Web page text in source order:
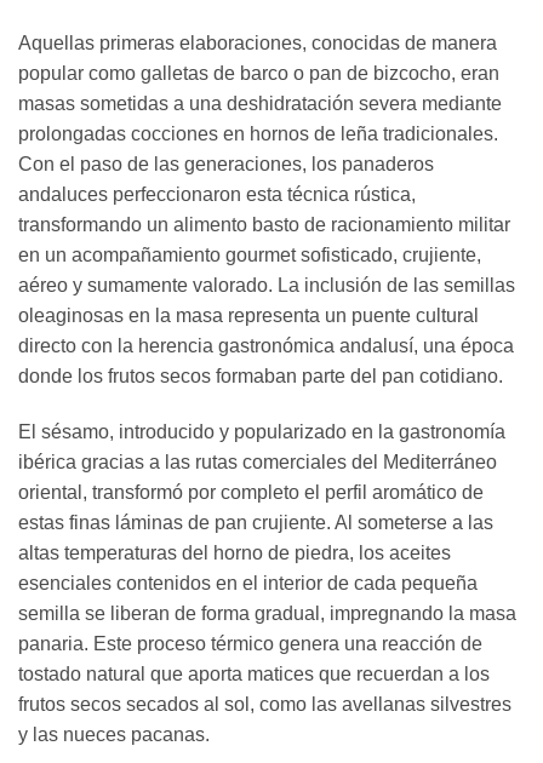
Aquellas primeras elaboraciones, conocidas de manera
popular como galletas de barco o pan de bizcocho, eran
masas sometidas a una deshidratación severa mediante
prolongadas cocciones en hornos de leña tradicionales.
Con el paso de las generaciones, los panaderos
andaluces perfeccionaron esta técnica rústica,
transformando un alimento basto de racionamiento militar
en un acompañamiento gourmet sofisticado, crujiente,
aéreo y sumamente valorado. La inclusión de las semillas
oleaginosas en la masa representa un puente cultural
directo con la herencia gastronómica andalusí, una época
donde los frutos secos formaban parte del pan cotidiano.
El sésamo, introducido y popularizado en la gastronomía
ibérica gracias a las rutas comerciales del Mediterráneo
oriental, transformó por completo el perfil aromático de
estas finas láminas de pan crujiente. Al someterse a las
altas temperaturas del horno de piedra, los aceites
esenciales contenidos en el interior de cada pequeña
semilla se liberan de forma gradual, impregnando la masa
panaria. Este proceso térmico genera una reacción de
tostado natural que aporta matices que recuerdan a los
frutos secos secados al sol, como las avellanas silvestres
y las nueces pacanas.